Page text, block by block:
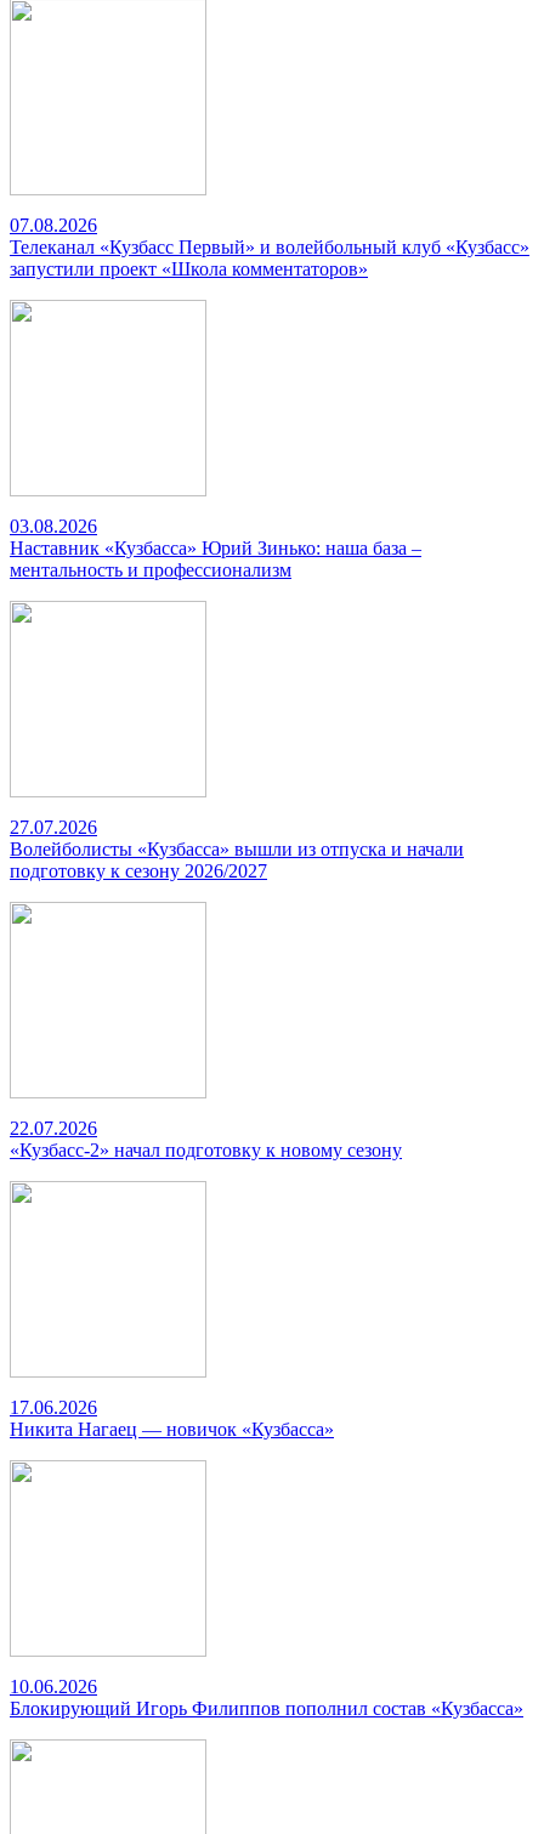
07.08.2026
Телеканал «Кузбасс Первый» и волейбольный клуб «Кузбасс»
запустили проект «Школа комментаторов»
03.08.2026
Наставник «Кузбасса» Юрий Зинько: наша база –
ментальность и профессионализм
27.07.2026
Волейболисты «Кузбасса» вышли из отпуска и начали
подготовку к сезону 2026/2027
22.07.2026
«Кузбасс-2» начал подготовку к новому сезону
17.06.2026
Никита Нагаец — новичок «Кузбасса»
10.06.2026
Блокирующий Игорь Филиппов пополнил состав «Кузбасса»